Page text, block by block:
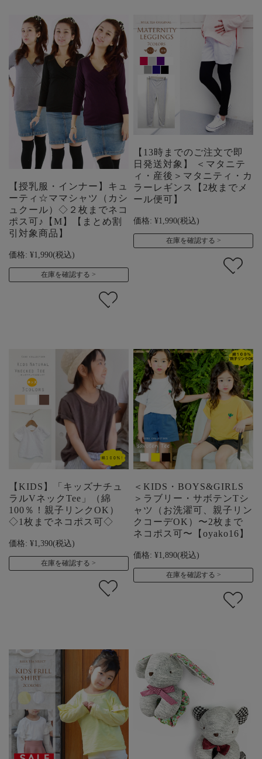
【授乳服・インナー】キュ
ーティ☆ママシャツ（カシ
ュクール）◇２枚までネコ
ポス可♪【M】【まとめ割
引対象商品】
価格: ¥1,990(税込)
在庫を確認する
【13時までのご注文で即
日発送対象】 ＜マタニテ
ィ・産後＞マタニティ・カ
ラーレギンス【2枚までメ
ール便可】
価格: ¥1,990(税込)
在庫を確認する
【KIDS】「キッズナチュ
ラルVネックTee」（綿
100％！親子リンクOK）
◇1枚までネコポス可◇
価格: ¥1,390(税込)
在庫を確認する
＜KIDS・BOYS&GIRLS
＞ラブリー・サボテンTシ
ャツ（お洗濯可、親子リン
クコーデOK）〜2枚まで
ネコポス可〜【oyako16】
価格: ¥1,890(税込)
在庫を確認する